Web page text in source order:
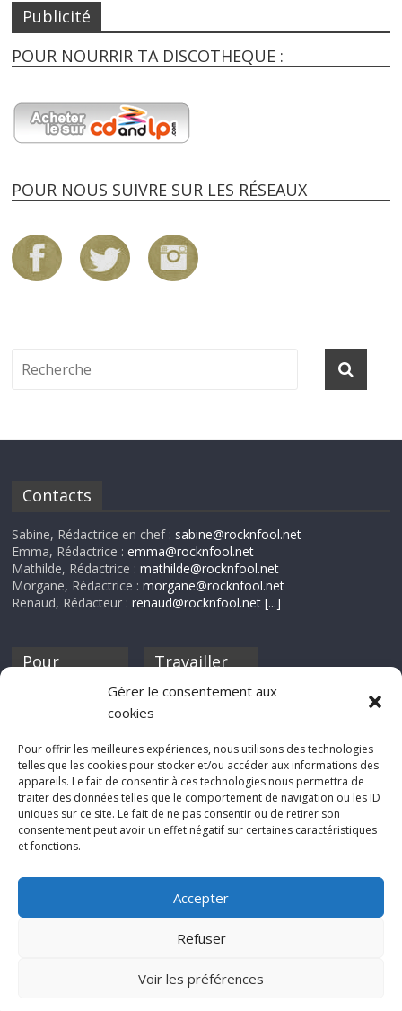
Gérer le consentement aux
cookies
Pour offrir les meilleures expériences, nous utilisons des technologies
telles que les cookies pour stocker et/ou accéder aux informations des
appareils. Le fait de consentir à ces technologies nous permettra de
traiter des données telles que le comportement de navigation ou les ID
uniques sur ce site. Le fait de ne pas consentir ou de retirer son
consentement peut avoir un effet négatif sur certaines caractéristiques
et fonctions.
Accepter
Refuser
Voir les préférences
Publicité
POUR NOURRIR TA DISCOTHEQUE :
POUR NOUS SUIVRE SUR LES RÉSEAUX
Contacts
Sabine, Rédactrice en chef : sabine@rocknfool.net
Emma, Rédactrice :emma@rocknfool.net
Mathilde, Rédactrice :mathilde@rocknfool.net
Morgane, Rédactrice :morgane@rocknfool.net
Renaud, Rédacteur :renaud@rocknfool.net [...]
Pour
discothèque
Travailler
Si tu souhaites
Rocknfool, n'hésite
pas à nous envoyer
tes chroniques de
concerts, de films,
séries ou des billets
d'humeur :
net